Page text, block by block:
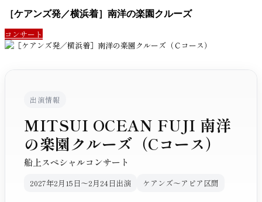
［ケアンズ発／横浜着］南洋の楽園クルーズ
コンサート
出演情報
MITSUI OCEAN FUJI 南洋
の楽園クルーズ（Cコース）
船上スペシャルコンサート
2027年2月15日〜2月24日出演 ケアンズ〜アピア区間